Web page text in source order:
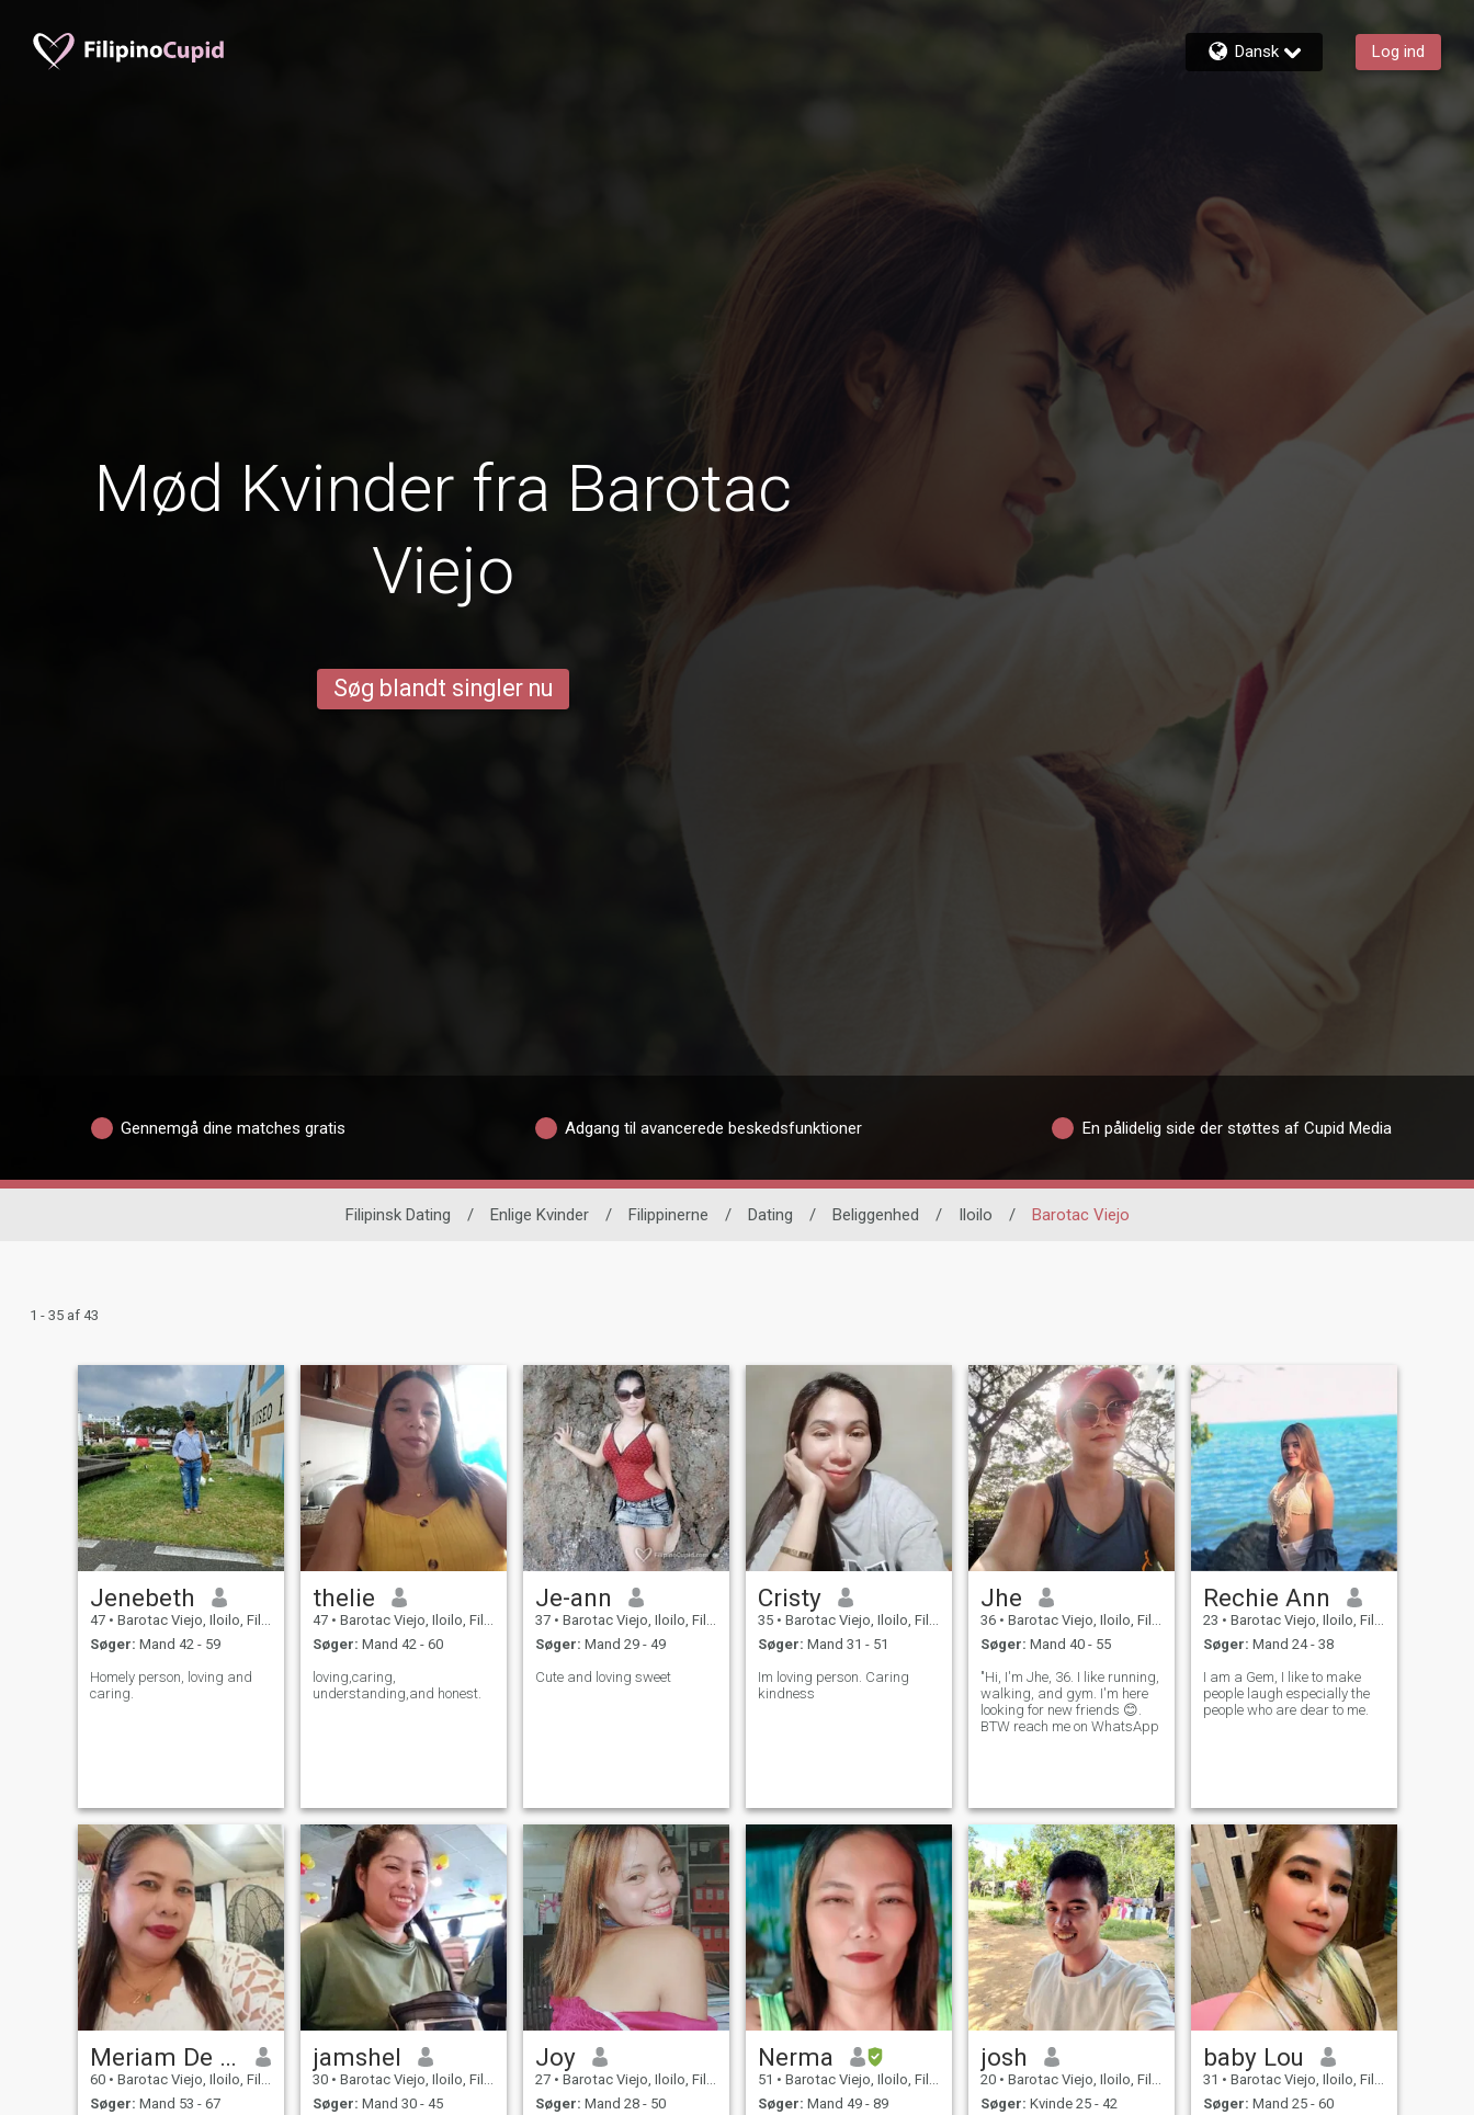
Dansk Log ind
Mød Kvinder fra Barotac
Viejo
Søg blandt singler nu
Gennemgå dine matches gratis Adgang til avancerede beskedsfunktioner En pålidelig side der støttes af Cupid Media
Filipinsk Dating / Enlige Kvinder / Filippinerne / Dating / Beliggenhed / Iloilo / Barotac Viejo
1 - 35 af 43
Jenebeth
47 • Barotac Viejo, Iloilo, Filippinerne
Søger: Mand 42 - 59
Homely person, loving and
caring.
thelie
47 • Barotac Viejo, Iloilo, Filippinerne
Søger: Mand 42 - 60
loving,caring,
understanding,and honest.
Je-ann
37 • Barotac Viejo, Iloilo, Filippinerne
Søger: Mand 29 - 49
Cute and loving sweet
Cristy
35 • Barotac Viejo, Iloilo, Filippinerne
Søger: Mand 31 - 51
Im loving person. Caring
kindness
Jhe
36 • Barotac Viejo, Iloilo, Filippinerne
Søger: Mand 40 - 55
"Hi, I'm Jhe, 36. I like running,
walking, and gym. I'm here
looking for new friends 😊.
BTW reach me on WhatsApp
Rechie Ann
23 • Barotac Viejo, Iloilo, Filippinerne
Søger: Mand 24 - 38
I am a Gem, I like to make
people laugh especially the
people who are dear to me.
Meriam De la Cruz
60 • Barotac Viejo, Iloilo, Filippinerne
Søger: Mand 53 - 67
jamshel
30 • Barotac Viejo, Iloilo, Filippinerne
Søger: Mand 30 - 45
Joy
27 • Barotac Viejo, Iloilo, Filippinerne
Søger: Mand 28 - 50
Nerma
51 • Barotac Viejo, Iloilo, Filippinerne
Søger: Mand 49 - 89
josh
20 • Barotac Viejo, Iloilo, Filippinerne
Søger: Kvinde 25 - 42
baby Lou
31 • Barotac Viejo, Iloilo, Filippinerne
Søger: Mand 25 - 60